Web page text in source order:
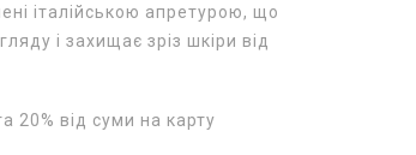
італійською апретурою, що
і захищає зріз шкіри від
20% від суми на карту